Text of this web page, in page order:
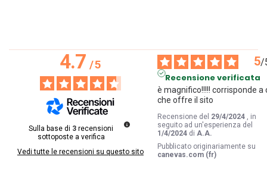
4.7/5
Sulla base di 3 recensioni
sottoposte a verifica
Vedi tutte le recensioni su questo sito
5/
Recensione verificata
è magnifico!!!!! corrisponde a
che offre il sito
Recensione del 29/4/2024
, in
seguito ad un'esperienza del
1/4/2024 di A.A.
Pubblicato originariamente su
canevas.com (fr)